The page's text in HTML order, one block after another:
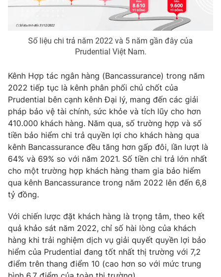
Tổng Biên tập:Vũ Thanh Thủy
Phó Tổng Biên tập:
Nguyễn Thị Mỹ Hạnh, Phạm Quốc Thắng,
Tổng đài VTV:
024.38 355 931 - 024.38 355 932
Email: toasoan@vtv.vn
Liên hệ quảng cáo:024-7300.7108
® Cấm sao chép dưới mọi hình thức nếu không có sự chấp
thuận bằng văn bản. Ghi rõ nguồn VTV.vn khi phát hành lại
thông tin từ website này.
Số liệu chi trả năm 2022 và 5 năm gần đây của
Prudential Việt Nam.
Kênh Hợp tác ngân hàng (Bancassurance) trong năm
2022 tiếp tục là kênh phân phối chủ chốt của
Prudential bên cạnh kênh Đại lý, mang đến các giải
pháp bảo vệ tài chính, sức khỏe và tích lũy cho hơn
410.000 khách hàng. Năm qua, số trường hợp và số
tiền bảo hiểm chi trả quyền lợi cho khách hàng qua
kênh Bancassurance đều tăng hơn gấp đôi, lần lượt là
64% và 69% so với năm 2021. Số tiền chi trả lớn nhất
cho một trường hợp khách hàng tham gia bảo hiểm
qua kênh Bancassurance trong năm 2022 lên đến 6,8
tỷ đồng.
Với chiến lược đặt khách hàng là trọng tâm, theo kết
quả khảo sát năm 2022, chỉ số hài lòng của khách
hàng khi trải nghiệm dịch vụ giải quyết quyền lợi bảo
hiểm của Prudential đang tốt nhất thị trường với 7,2
điểm trên thang điểm 10 (cao hơn so với mức trung